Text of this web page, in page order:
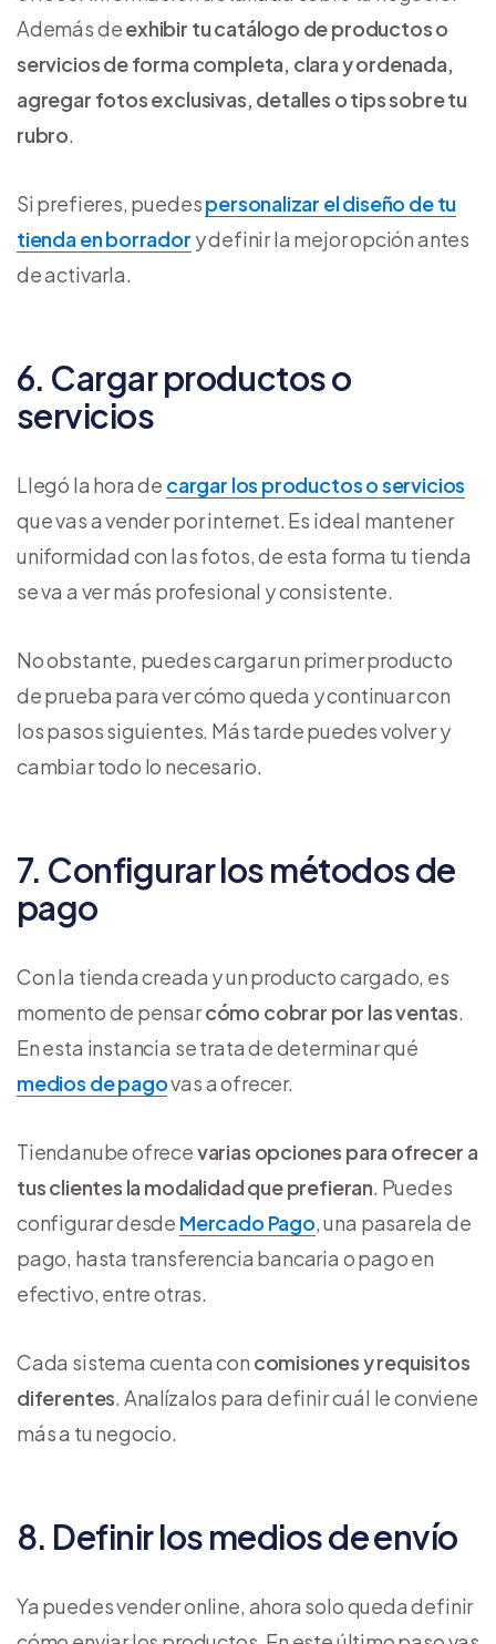
Además deexhibir tu catálogo de productos o
servicios de forma completa, clara y ordenada,
agregar fotos exclusivas, detalles o tips sobre tu
rubro.
Si prefieres, puedespersonalizar el diseño de tu
tienda en borrador y definir la mejor opción antes
de activarla.
6. Cargar productos o
servicios
Llegó la hora de cargar los productos o servicios
que vas a vender por internet. Es ideal mantener
uniformidad con las fotos, de esta forma tu tienda
se va a ver más profesional y consistente.
No obstante, puedes cargar un primer producto
de prueba para ver cómo queda y continuar con
los pasos siguientes. Más tarde puedes volver y
cambiar todo lo necesario.
7. Configurar los métodos de
pago
Con la tienda creada y un producto cargado, es
momento de pensarcómo cobrar por las ventas.
En esta instancia se trata de determinar qué
medios de pagovas a ofrecer.
Tiendanube ofrecevarias opciones para ofrecer a
tus clientes la modalidad que prefieran. Puedes
configurar desde Mercado Pago, una pasarela de
pago, hasta transferencia bancaria o pago en
efectivo, entre otras.
Cada sistema cuenta con comisiones y requisitos
diferentes. Analízalos para definir cuál le conviene
más a tu negocio.
8. Definir los medios de envío
Ya puedes vender online, ahora solo queda definir